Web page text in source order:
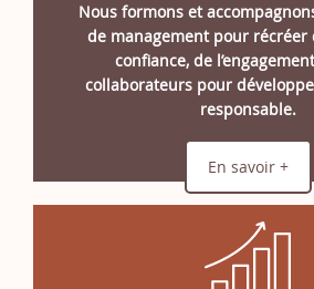
Nous formons et
de management pour récréer
confiance, de
collaborateurs pour
responsable.
En savoir +